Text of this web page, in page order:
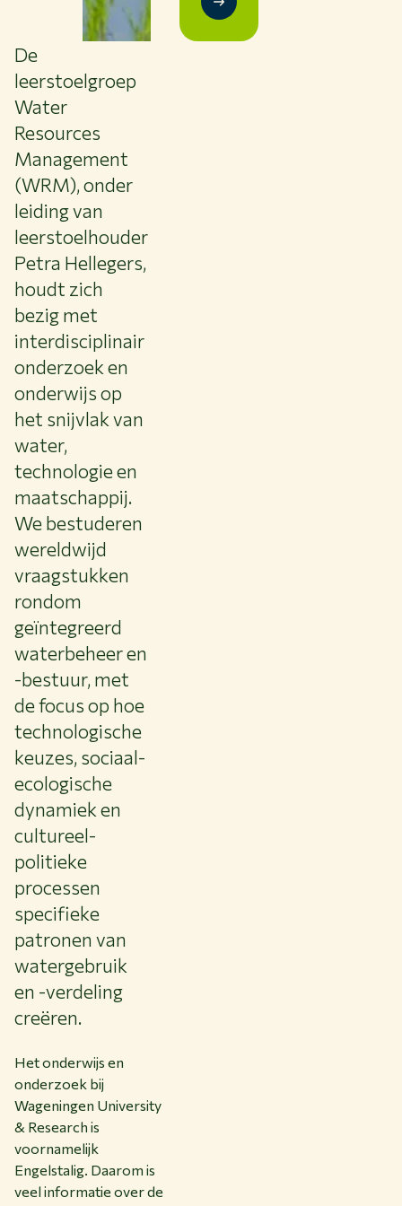
De
leerstoelgroep
Water
Resources
Management
(WRM), onder
leiding van
leerstoelhouder
Petra Hellegers,
houdt zich
bezig met
interdisciplinair
onderzoek en
onderwijs op
het snijvlak van
water,
technologie en
maatschappij.
We bestuderen
wereldwijd
vraagstukken
rondom
geïntegreerd
waterbeheer en
-bestuur, met
de focus op hoe
technologische
keuzes, sociaal-
ecologische
dynamiek en
cultureel-
politieke
processen
specifieke
patronen van
watergebruik
en -verdeling
creëren.
Het onderwijs en
onderzoek bij
Wageningen University
& Research is
voornamelijk
Engelstalig. Daarom is
veel informatie over de